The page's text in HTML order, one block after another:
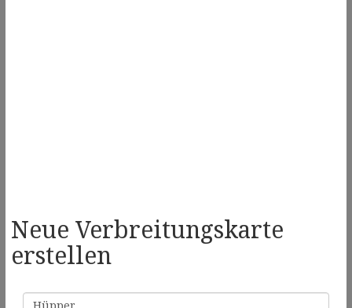
Neue Verbreitungskarte
erstellen
Familienname